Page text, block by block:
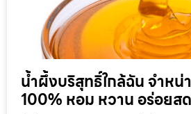
น้ำผึ้งบริสุทธิ์ใกล้ฉัน จำห
100% หอม หวาน อร่อยส